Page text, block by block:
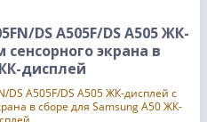
DS A505F/DS A505 ЖК-
экрана в
дисплей